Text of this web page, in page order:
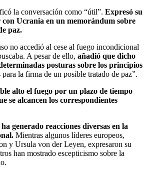
la conversación como “útil”. Expresó su
Ucrania en un memorándum sobre
paz.
no accedió al cese al fuego incondicional
A pesar de ello, añadió que dicho
posturas sobre los principios
la firma de un posible tratado de paz”.
alto el fuego por un plazo de tiempo
se alcancen los correspondientes
generado reacciones diversas en la
Mientras algunos líderes europeos,
y Ursula von der Leyen, expresaron su
han mostrado escepticismo sobre la